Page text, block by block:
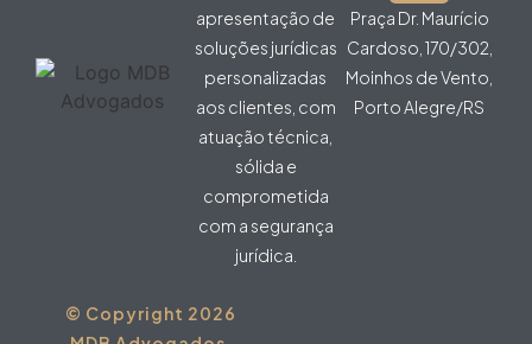
apresentação de
soluções jurídicas
personalizadas
aos clientes, com
atuação técnica,
sólida e
comprometida
com a segurança
jurídica.
Praça Dr. Maurício
Cardoso, 170/302,
Moinhos de Vento,
Porto Alegre/RS
© Copyright 2026